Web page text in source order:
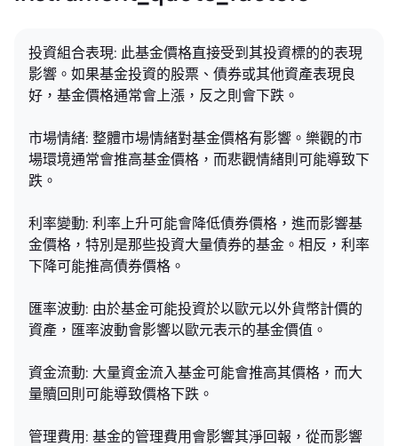
投資組合表現: 此基金價格直接受到其投資標的的表現
影響。如果基金投資的股票、債券或其他資產表現良
好，基金價格通常會上漲，反之則會下跌。
市場情緒: 整體市場情緒對基金價格有影響。樂觀的市
場環境通常會推高基金價格，而悲觀情緒則可能導致下
跌。
利率變動: 利率上升可能會降低債券價格，進而影響基
金價格，特別是那些投資大量債券的基金。相反，利率
下降可能推高債券價格。
匯率波動: 由於基金可能投資於以歐元以外貨幣計價的
資產，匯率波動會影響以歐元表示的基金價值。
資金流動: 大量資金流入基金可能會推高其價格，而大
量贖回則可能導致價格下跌。
管理費用: 基金的管理費用會影響其淨回報，從而影響